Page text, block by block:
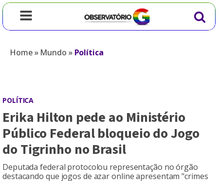
Home» Mundo » Política
POLÍTICA
Erika Hilton pede ao Ministério
Público Federal bloqueio do Jogo
do Tigrinho no Brasil
Deputada federal protocolou representação no órgão
destacando que jogos de azar online apresentam "crimes